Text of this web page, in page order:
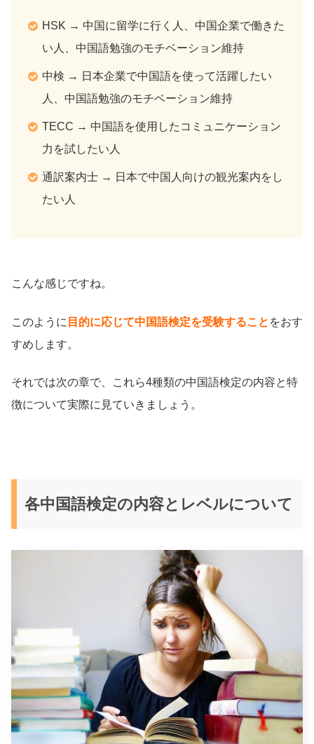
HSK → 中国に留学に行く人、中国企業で働きた
い人、中国語勉強のモチベーション維持
中検 → 日本企業で中国語を使って活躍したい
人、中国語勉強のモチベーション維持
TECC → 中国語を使用したコミュニケーション
力を試したい人
通訳案内士 → 日本で中国人向けの観光案内をし
たい人
こんな感じですね。
このように 目的に応じて中国語検定を受験すること をおす
すめします。
それでは次の章で、これら4種類の中国語検定の内容と特
徴について実際に見ていきましょう。
各中国語検定の内容とレベルについて